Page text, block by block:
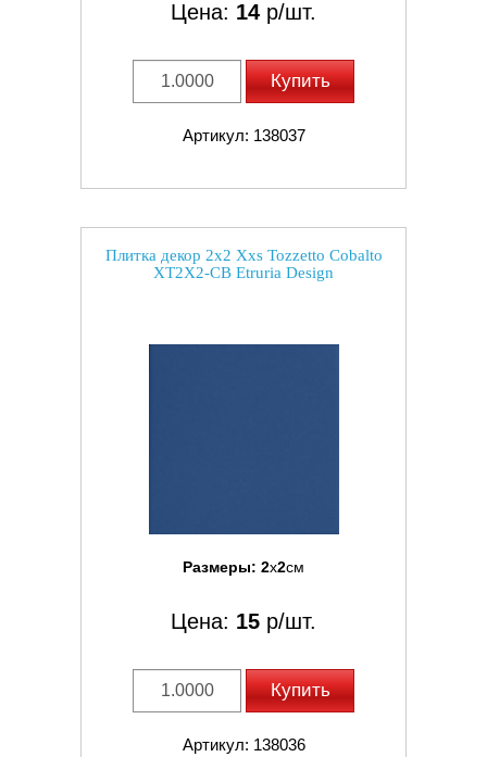
Цена: 14 р/шт.
Купить
Артикул: 138037
Плитка декор 2x2 Xxs Tozzetto Cobalto
XT2X2-CB Etruria Design
Размеры: 2x2см
Цена: 15 р/шт.
Купить
Артикул: 138036